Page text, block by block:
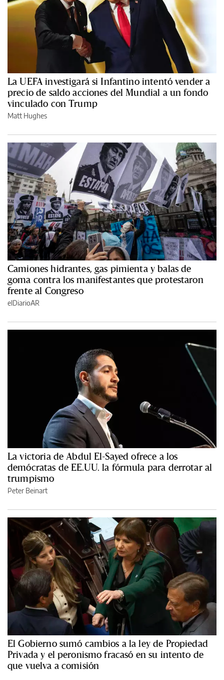
La UEFA investigará si Infantino intentó vender a
precio de saldo acciones del Mundial a un fondo
vinculado con Trump
Matt Hughes
Camiones hidrantes, gas pimienta y balas de
goma contra los manifestantes que protestaron
frente al Congreso
elDiarioAR
La victoria de Abdul El-Sayed ofrece a los
demócratas de EE.UU. la fórmula para derrotar al
trumpismo
Peter Beinart
El Gobierno sumó cambios a la ley de Propiedad
Privada y el peronismo fracasó en su intento de
que vuelva a comisión